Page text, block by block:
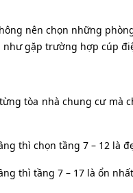
nên chọn những
như gặp trường hợp cúp
tòa nhà chung cư mà
thì chọn tầng 7 – 12 là
thì tầng 7 – 17 là ổn